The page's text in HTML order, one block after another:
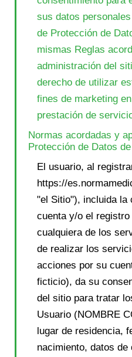
sus datos
de Protección de
mismas Reglas
administración del
derecho de utilizar
fines de marketing
prestación de
Normas acordadas y
Protección de Datos
El usuario, al
https://
"el Sitio"), incluida la
cuenta y/o el
cualquiera de los
de realizar los
acciones por su
ficticio), da su
del sitio para tratar
Usuario (NOMBRE
lugar de residencia,
nacimiento, datos